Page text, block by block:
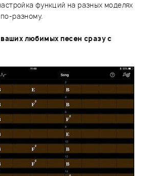
функций на разных моделях
разному.
любимых песен сразу с